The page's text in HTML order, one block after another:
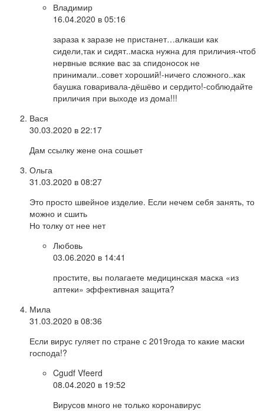
Владимир
16.04.2020 в 05:16
зараза к заразе не пристанет…алкаши как
сидели,так и сидят..маска нужна для приличия-чтоб
нервные всякие вас за спидоносок не
принимали..совет хороший!-ничего сложного..как
баушка говаривала-дёшёво и сердито!-соблюдайте
приличия при выходе из дома!!!
Вася
30.03.2020 в 22:17
Дам ссылку жене она сошьет
Ольга
31.03.2020 в 08:27
Это просто швейное изделие. Если нечем себя занять, то
можно и сшить
Но толку от нее нет
Любовь
03.06.2020 в 14:41
простите, вы полагаете медицинская маска «из
аптеки» эффективная защита?
Мила
31.03.2020 в 08:36
Если вирус гуляет по стране с 2019года то какие маски
господа!?
Cgudf Vfeerd
08.04.2020 в 19:52
Вирусов много не только коронавирус